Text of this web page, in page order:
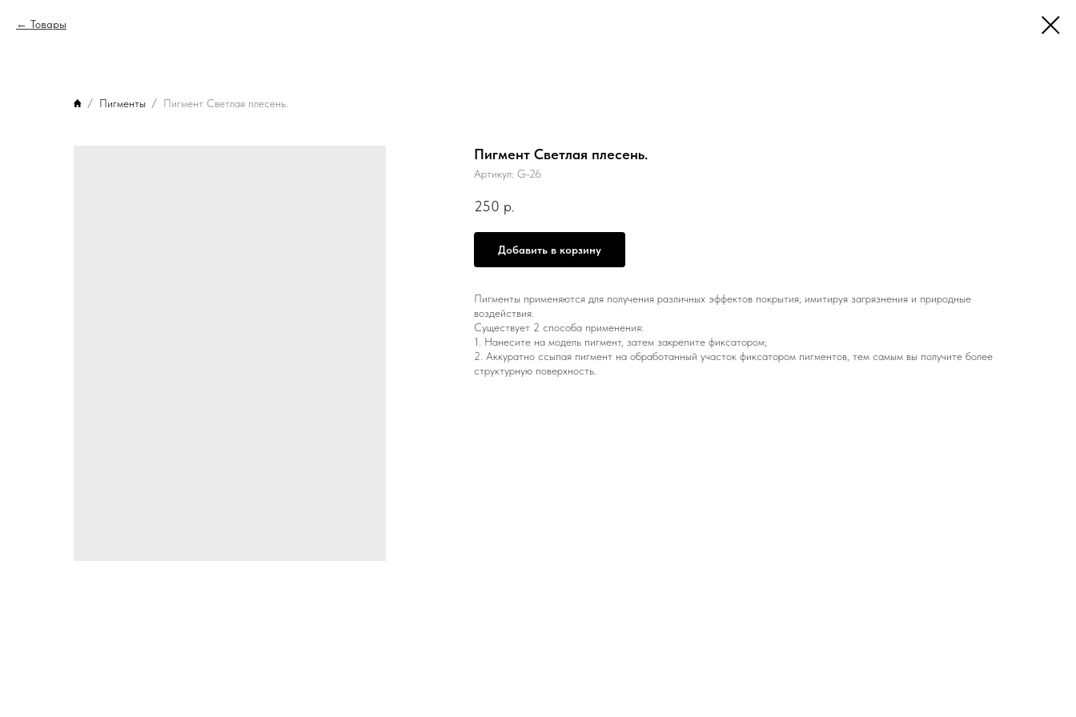
Товары
Пигменты Пигмент Светлая плесень.
Пигмент Светлая плесень.
Артикул: G-26
250 р.
Добавить в корзину
Пигменты применяются для получения различных эффектов покрытия, имитируя загрязнения и природные
воздействия.
Существует 2 способа применения:
1. Нанесите на модель пигмент, затем закрепите фиксатором;
2. Аккуратно ссыпая пигмент на обработанный участок фиксатором пигментов, тем самым вы получите более
структурную поверхность.